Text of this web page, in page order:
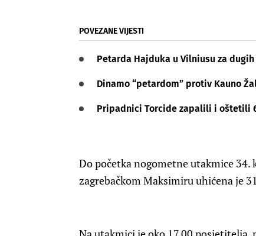
POVEZANE VIJESTI
Petarda Hajduka u Vilniusu za
Dinamo “petardom” protiv Kauno
Pripadnici Torcide zapalili i oštetili
Do početka nogometne utakmice
zagrebačkom Maksimiru uhićena je